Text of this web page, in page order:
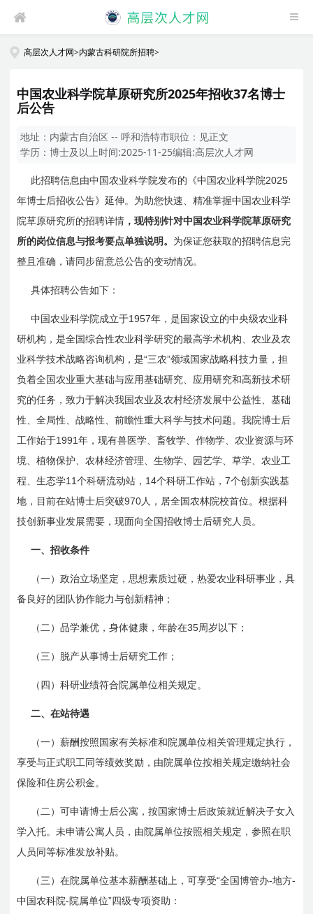
高层次人才网>内蒙古科研院所招聘>
中国农业科学院草原研究所2025年招收37名博士
后公告
地址： 内蒙古自治区 -- 呼和浩特市职位： 见正文
学历：博士及以上时间:2025-11-25编辑:高层次人才网
此招聘信息由中国农业科学院发布的《中国农业科学院2025
年博士后招收公告》延伸。为助您快速、精准掌握中国农业科学
院草原研究所的招聘详情 ，现特别针对中国农业科学院草原研究
所的岗位信息与报考要点单独说明。 为保证您获取的招聘信息完
整且准确，请同步留意总公告的变动情况。
具体招聘公告如下：
中国农业科学院成立于1957年，是国家设立的中央级农业科
研机构，是全国综合性农业科学研究的最高学术机构、农业及农
业科学技术战略咨询机构，是“三农”领域国家战略科技力量，担
负着全国农业重大基础与应用基础研究、应用研究和高新技术研
究的任务，致力于解决我国农业及农村经济发展中公益性、基础
性、全局性、战略性、前瞻性重大科学与技术问题。我院博士后
工作始于1991年，现有兽医学、畜牧学、作物学、农业资源与环
境、植物保护、农林经济管理、生物学、园艺学、草学、农业工
程、生态学11个科研流动站， 14个科研工作站，7个创新实践基
地，目前在站博士后突破970 人，居全国农林院校首位。根据科
技创新事业发展需要，现面向全国招收博士后研究人员。
一、招收条件
（一）政治立场坚定，思想素质过硬，热爱农业科研事业，具
备良好的团队协作能力与创新精神；
（二）品学兼优，身体健康，年龄在35周岁以下；
（三）脱产从事博士后研究工作；
（四）科研业绩符合院属单位相关规定。
二、在站待遇
（一）薪酬按照国家有关标准和院属单位相关管理规定执行，
享受与正式职工同等绩效奖励，由院属单位按相关规定缴纳社会
保险和住房公积金。
（二）可申请博士后公寓，按国家博士后政策就近解决子女入
学入托。未申请公寓人员，由院属单位按照相关规定，参照在职
人员同等标准发放补贴。
（三）在院属单位基本薪酬基础上，可享受“全国博管办-地方-
中国农科院- 院属单位”四级专项资助：